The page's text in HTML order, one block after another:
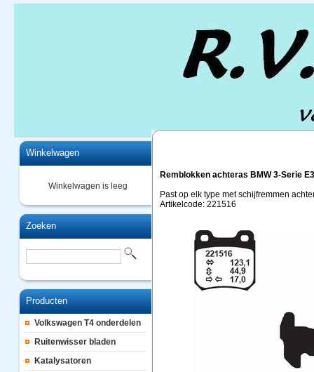
Winkelwagen
Winkelwagen is leeg
Zoeken
Producten
Volkswagen T4 onderdelen
Ruitenwisser bladen
Katalysatoren
Remblokken achteras BMW 3-Serie
Past op elk type met schijfremmen
Artikelcode: 221516